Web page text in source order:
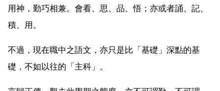
用神，勤巧相兼。會看、思、品、悟；亦或者誦、記、
積、用。
不過，現在職中之語文，亦只是比「基礎」深點的基
礎，不如以往的「主科」。